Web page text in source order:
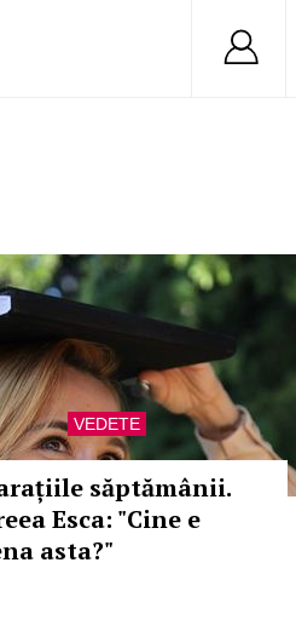
VEDETE
săptămânii.
Esca: "Cine e
asta?"